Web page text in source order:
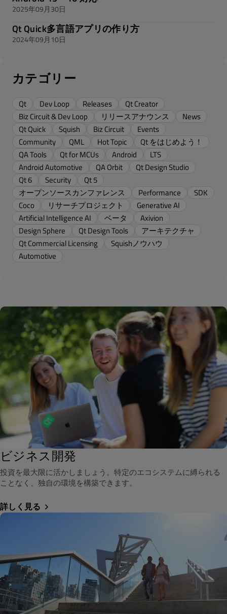
2025年09月30日
Qt Quick多言語アプリの作り方
2024年09月10日
カテゴリー
Qt Dev Loop Releases
Qt Creator
Biz Circuit & Dev Loop
リリースアナウンス
News
Qt Quick
Squish Biz Circuit
Events
Community
QML Hot Topic
Qt をはじめよう！
QA Tools
Qt for MCUs Android
LTS
Android Automotive
QA Orbit
Qt Design Studio
Qt 6
Security
Qt 5
オープンソースカンファレンス
Performance
SDK
Coco
リサーチプロジェクト
Generative AI
Artificial Intelligence AI
ベータ
Axivion
Design Sphere
Qt Design Tools
アーキテクチャ
Qt Commercial Licensing
Squishノウハウ
Automotive
ビジネス開発
投資を最大限に活かしましょう。特定のエコシステムに縛られる
ことなく、独自の環境を構築できます。
詳しく見る